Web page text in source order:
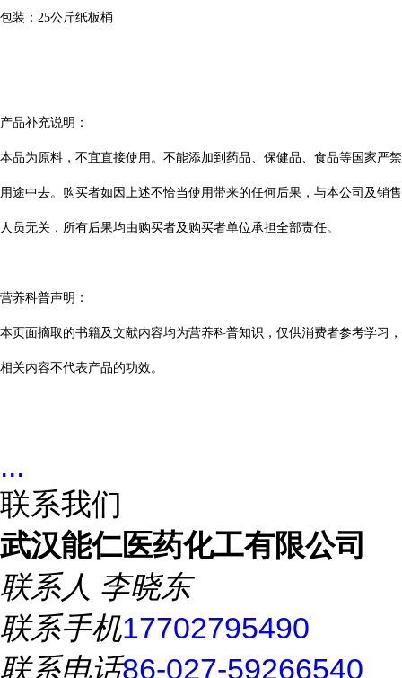
包装： 25公斤纸板桶
产品补充说明：
本品为原料，不宜直接使用。不能添加到药品、保健品、食品等国家严禁
用途中去。购买者如因上述不恰当使用带来的任何后果，与本公司及销售
人员无关，所有后果均由购买者及购买者单位承担全部责任。
营养科普声明：
本页面摘取的书籍及文献内容均为营养科普知识，仅供消费者参考学习，
相关内容不代表产品的功效。
...
联系我们
武汉能仁医药化工有限公司
联系人 李晓东
联系手机17702795490
联系电话86-027-59266540